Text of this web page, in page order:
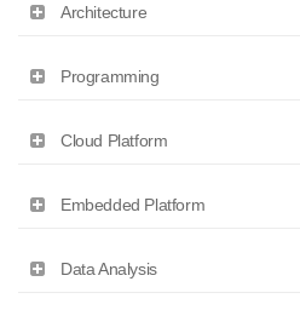
Architecture
Programming
Cloud Platform
Embedded Platform
Data Analysis